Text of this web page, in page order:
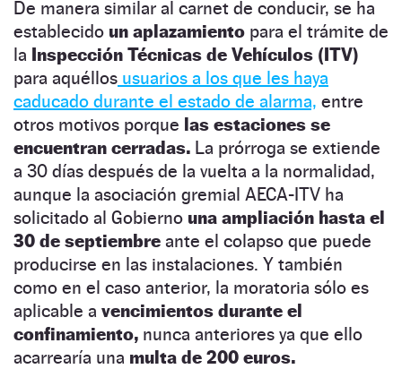
De manera similar al carnet de conducir, se ha
establecido un aplazamiento para el trámite de
la Inspección Técnicas de Vehículos (ITV)
para aquéllos usuarios a los que les haya
caducado durante el estado de alarma, entre
otros motivos porque las estaciones se
encuentran cerradas. La prórroga se extiende
a 30 días después de la vuelta a la normalidad,
aunque la asociación gremial AECA-ITV ha
solicitado al Gobierno una ampliación hasta el
30 de septiembre ante el colapso que puede
producirse en las instalaciones. Y también
como en el caso anterior, la moratoria sólo es
aplicable a vencimientos durante el
confinamiento, nunca anteriores ya que ello
acarrearía una multa de 200 euros.